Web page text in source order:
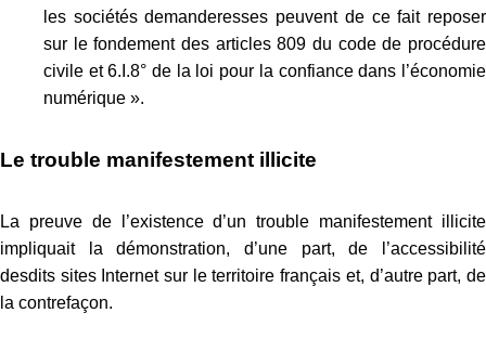
les sociétés demanderesses peuvent de ce fait reposer
sur le fondement des articles 809 du code de procédure
civile et 6.I.8° de la loi pour la confiance dans l’économie
numérique ».
Le trouble manifestement illicite
La preuve de l’existence d’un trouble manifestement illicite
impliquait la démonstration, d’une part, de l’accessibilité
desdits sites Internet sur le territoire français et, d’autre part, de
la contrefaçon.